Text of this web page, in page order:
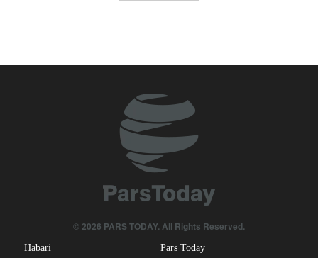
© 2026 PARS TODAY. All Rights Reserved.
Habari Pars Today